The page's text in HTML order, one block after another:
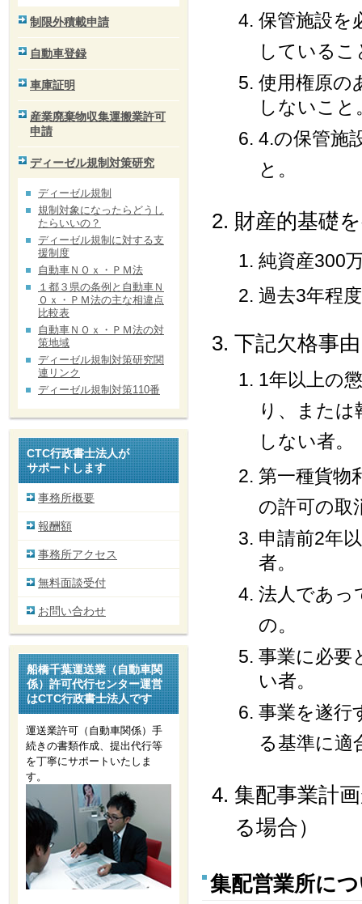
保管施設を
しているこ
使用権原の
しないこと
4.の保管施
と。
財産的基礎
純資産300
過去3年程
下記欠格事
1年以上の
り、また
しない者。
第一種貨物
の許可の取
申請前2年
者。
法人であっ
の。
事業に必要
い者。
事業を遂行
る基準に適
集配事業計
る場合）
集配営業所に
制限外積載申請
自動車登録
車庫証明
産業廃棄物収集運搬業許可
申請
ディーゼル規制対策研究
ディーゼル規制
規制対象になったらどうし
たらいいの？
ディーゼル規制に対する支
援制度
自動車ＮＯｘ・ＰＭ法
１都３県の条例と自動車Ｎ
Ｏｘ・ＰＭ法の主な相違点
比較表
自動車ＮＯｘ・ＰＭ法の対
策地域
ディーゼル規制対策研究関
連リンク
ディーゼル規制対策110番
CTC行政書士法人が
サポートします
事務所概要
報酬額
事務所アクセス
無料面談受付
お問い合わせ
船橋千葉運送業（自動車関
係）許可代行センター運営
はCTC行政書士法人です
運送業許可（自動車関係）手
続きの書類作成、提出代行等
を丁寧にサポートいたしま
す。